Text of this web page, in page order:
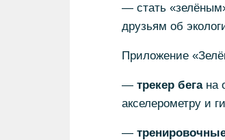
— стать
друзьям об
Приложение
— трекер бегана
акселерометру и
—